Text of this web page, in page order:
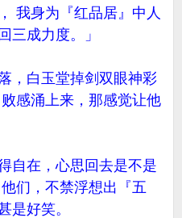
我身为『红品居』中人
三成力度。」
，白玉堂掉剑双眼神彩
感涌上来，那感觉让他
自在，心思回去是不是
们，不禁浮想出『五
是好笑。